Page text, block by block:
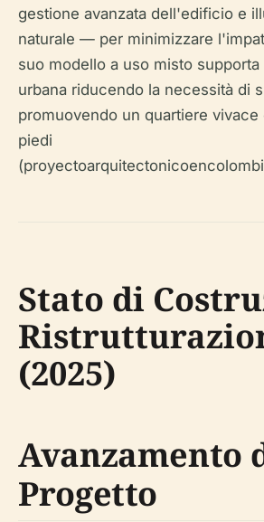
gestione avanzata dell'edificio e
naturale — per minimizzare
suo modello a uso misto
urbana riducendo la necessità di
promuovendo un quartiere
piedi
Stato di
(2025)
Avanzamento
Progetto